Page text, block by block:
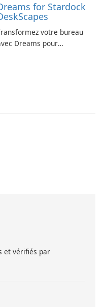
for Stardock
votre bureau
Dreams pour
et vérifiés par